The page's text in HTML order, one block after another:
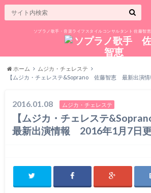
ソプラノ歌手・音楽ライフスタイルコンサルタント 佐藤智
ホーム
ムジカ・チェレステ
【ムジカ・チェレステ&Soprano 佐藤智恵 最新出演
2016.01.08 ムジカ・チェレステ
【ムジカ・チェレステ
最新出演情報 2016年1月7日